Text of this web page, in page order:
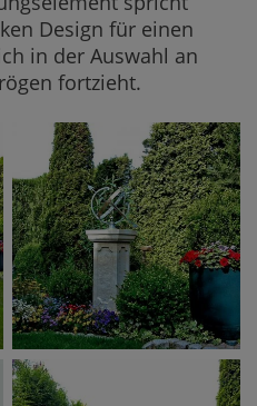
Design für einen
in der Auswahl an
fortzieht.